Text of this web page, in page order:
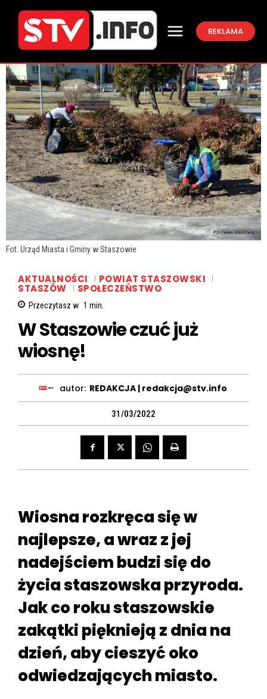
REKLAMA
Fot. Urząd Miasta i Gminy w Staszowie
AKTUALNOŚCI POWIAT STASZOWSKI
STASZÓW SPOŁECZEŃSTWO
Przeczytasz w 1 min.
W Staszowie czuć już
wiosnę!
autor: REDAKCJA | redakcja@stv.info
31/03/2022
Wiosna rozkręca się w
najlepsze, a wraz z jej
nadejściem budzi się do
życia staszowska przyroda.
Jak co roku staszowskie
zakątki pięknieją z dnia na
dzień, aby cieszyć oko
odwiedzających miasto.